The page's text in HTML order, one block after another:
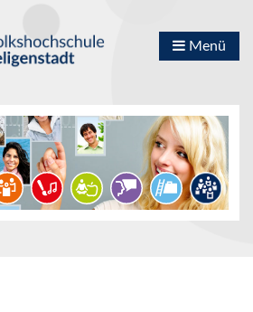
Menü